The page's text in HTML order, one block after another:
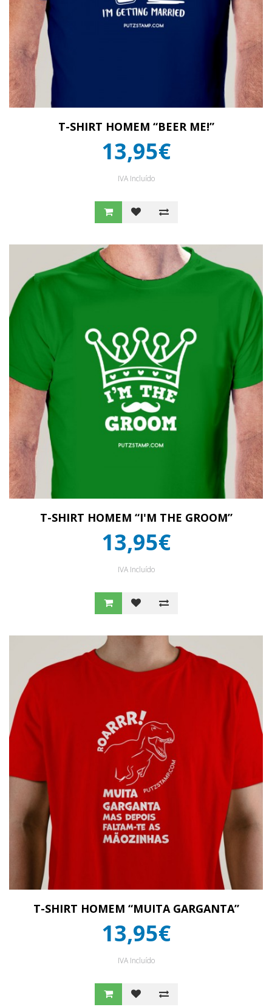
T-SHIRT HOMEM “BEER ME!”
13,95€
IVA Incluído
T-SHIRT HOMEM “I'M THE GROOM”
13,95€
IVA Incluído
T-SHIRT HOMEM “MUITA GARGANTA”
13,95€
IVA Incluído